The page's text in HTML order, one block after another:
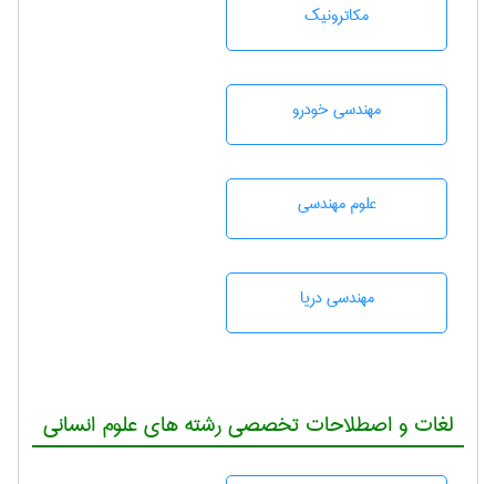
مکاترونیک
مهندسی خودرو
علوم مهندسی
مهندسی دریا
لغات و اصطلاحات تخصصی رشته های علوم انسانی